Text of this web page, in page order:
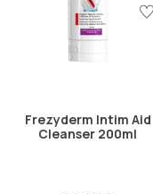
Frezyderm Intim Aid
Cleanser 200ml